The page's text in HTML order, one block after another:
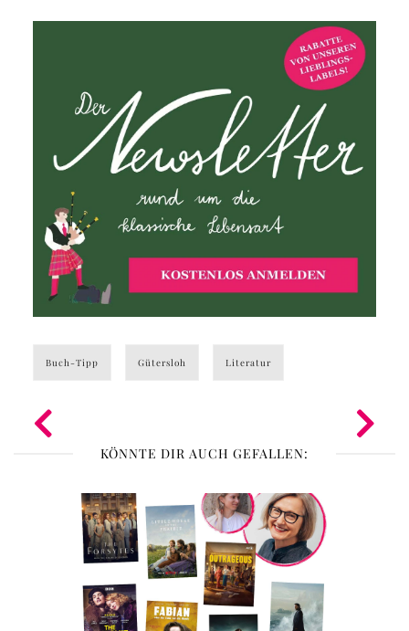
Buch-Tipp Gütersloh Literatur
KÖNNTE DIR AUCH GEFALLEN: